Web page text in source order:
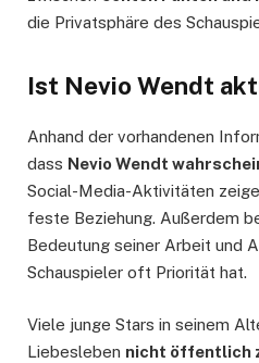
die Privatsphäre des
Ist Nevio Wendt
Anhand der vorhandenen
dass Nevio Wendt
Social-Media-Aktivitäten
feste Beziehung. Außerdem
Bedeutung seiner Arbeit und
Schauspieler oft Priorität hat.
Viele junge Stars in seinem
Liebesleben nicht öffentlich